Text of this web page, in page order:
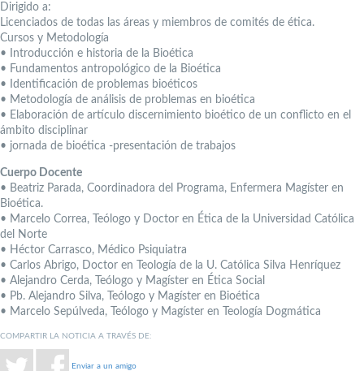
Dirigido a:
Licenciados de todas las áreas y miembros de comités de ética.
Cursos y Metodología
• Introducción e historia de la Bioética
• Fundamentos antropológico de la Bioética
• Identificación de problemas bioéticos
• Metodología de análisis de problemas en bioética
• Elaboración de artículo discernimiento bioético de un conflicto en el
ámbito disciplinar
• jornada de bioética -presentación de trabajos
Cuerpo Docente
• Beatriz Parada, Coordinadora del Programa, Enfermera Magíster en
Bioética.
• Marcelo Correa, Teólogo y Doctor en Ética de la Universidad Católica
del Norte
• Héctor Carrasco, Médico Psiquiatra
• Carlos Abrigo, Doctor en Teología de la U. Católica Silva Henríquez
• Alejandro Cerda, Teólogo y Magíster en Ética Social
• Pb. Alejandro Silva, Teólogo y Magíster en Bioética
• Marcelo Sepúlveda, Teólogo y Magíster en Teología Dogmática
COMPARTIR LA NOTICIA A TRAVÉS DE:
Enviar a un amigo